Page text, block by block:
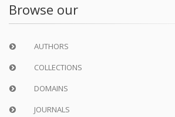
Browse our
AUTHORS
COLLECTIONS
DOMAINS
JOURNALS